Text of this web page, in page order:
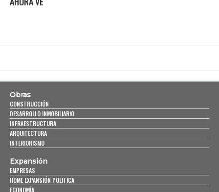
Obras
CONSTRUCCIÓN
DESARROLLO INMOBILIARIO
INFRAESTRUCTURA
ARQUITECTURA
INTERIORISMO
Expansión
EMPRESAS
HOME EXPANSIÓN POLITICA
ECONOMÍA